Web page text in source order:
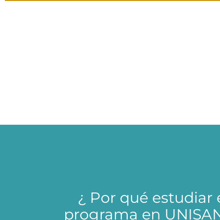
¿ Por qué estudiar
programa en